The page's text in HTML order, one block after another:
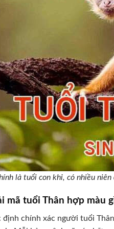
là tuổi con khỉ, có nhiều niên
mã tuổi Thân hợp màu
định chính xác người tuổi